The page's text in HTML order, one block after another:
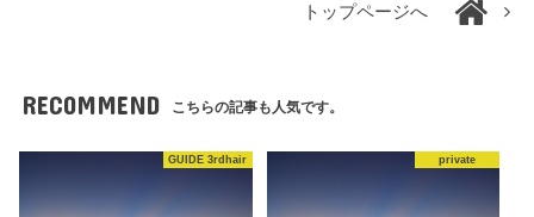
トップページへ
RECOMMEND こちらの記事も人気です。
GUIDE 3rdhair private